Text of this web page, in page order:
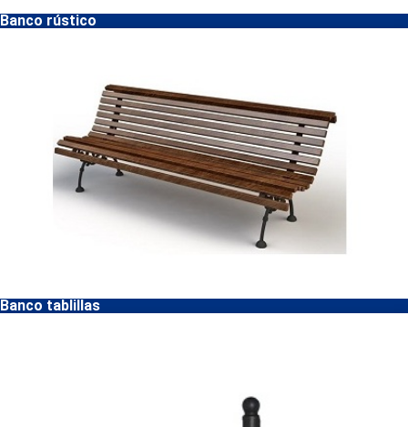
Banco rústico
Banco tablillas